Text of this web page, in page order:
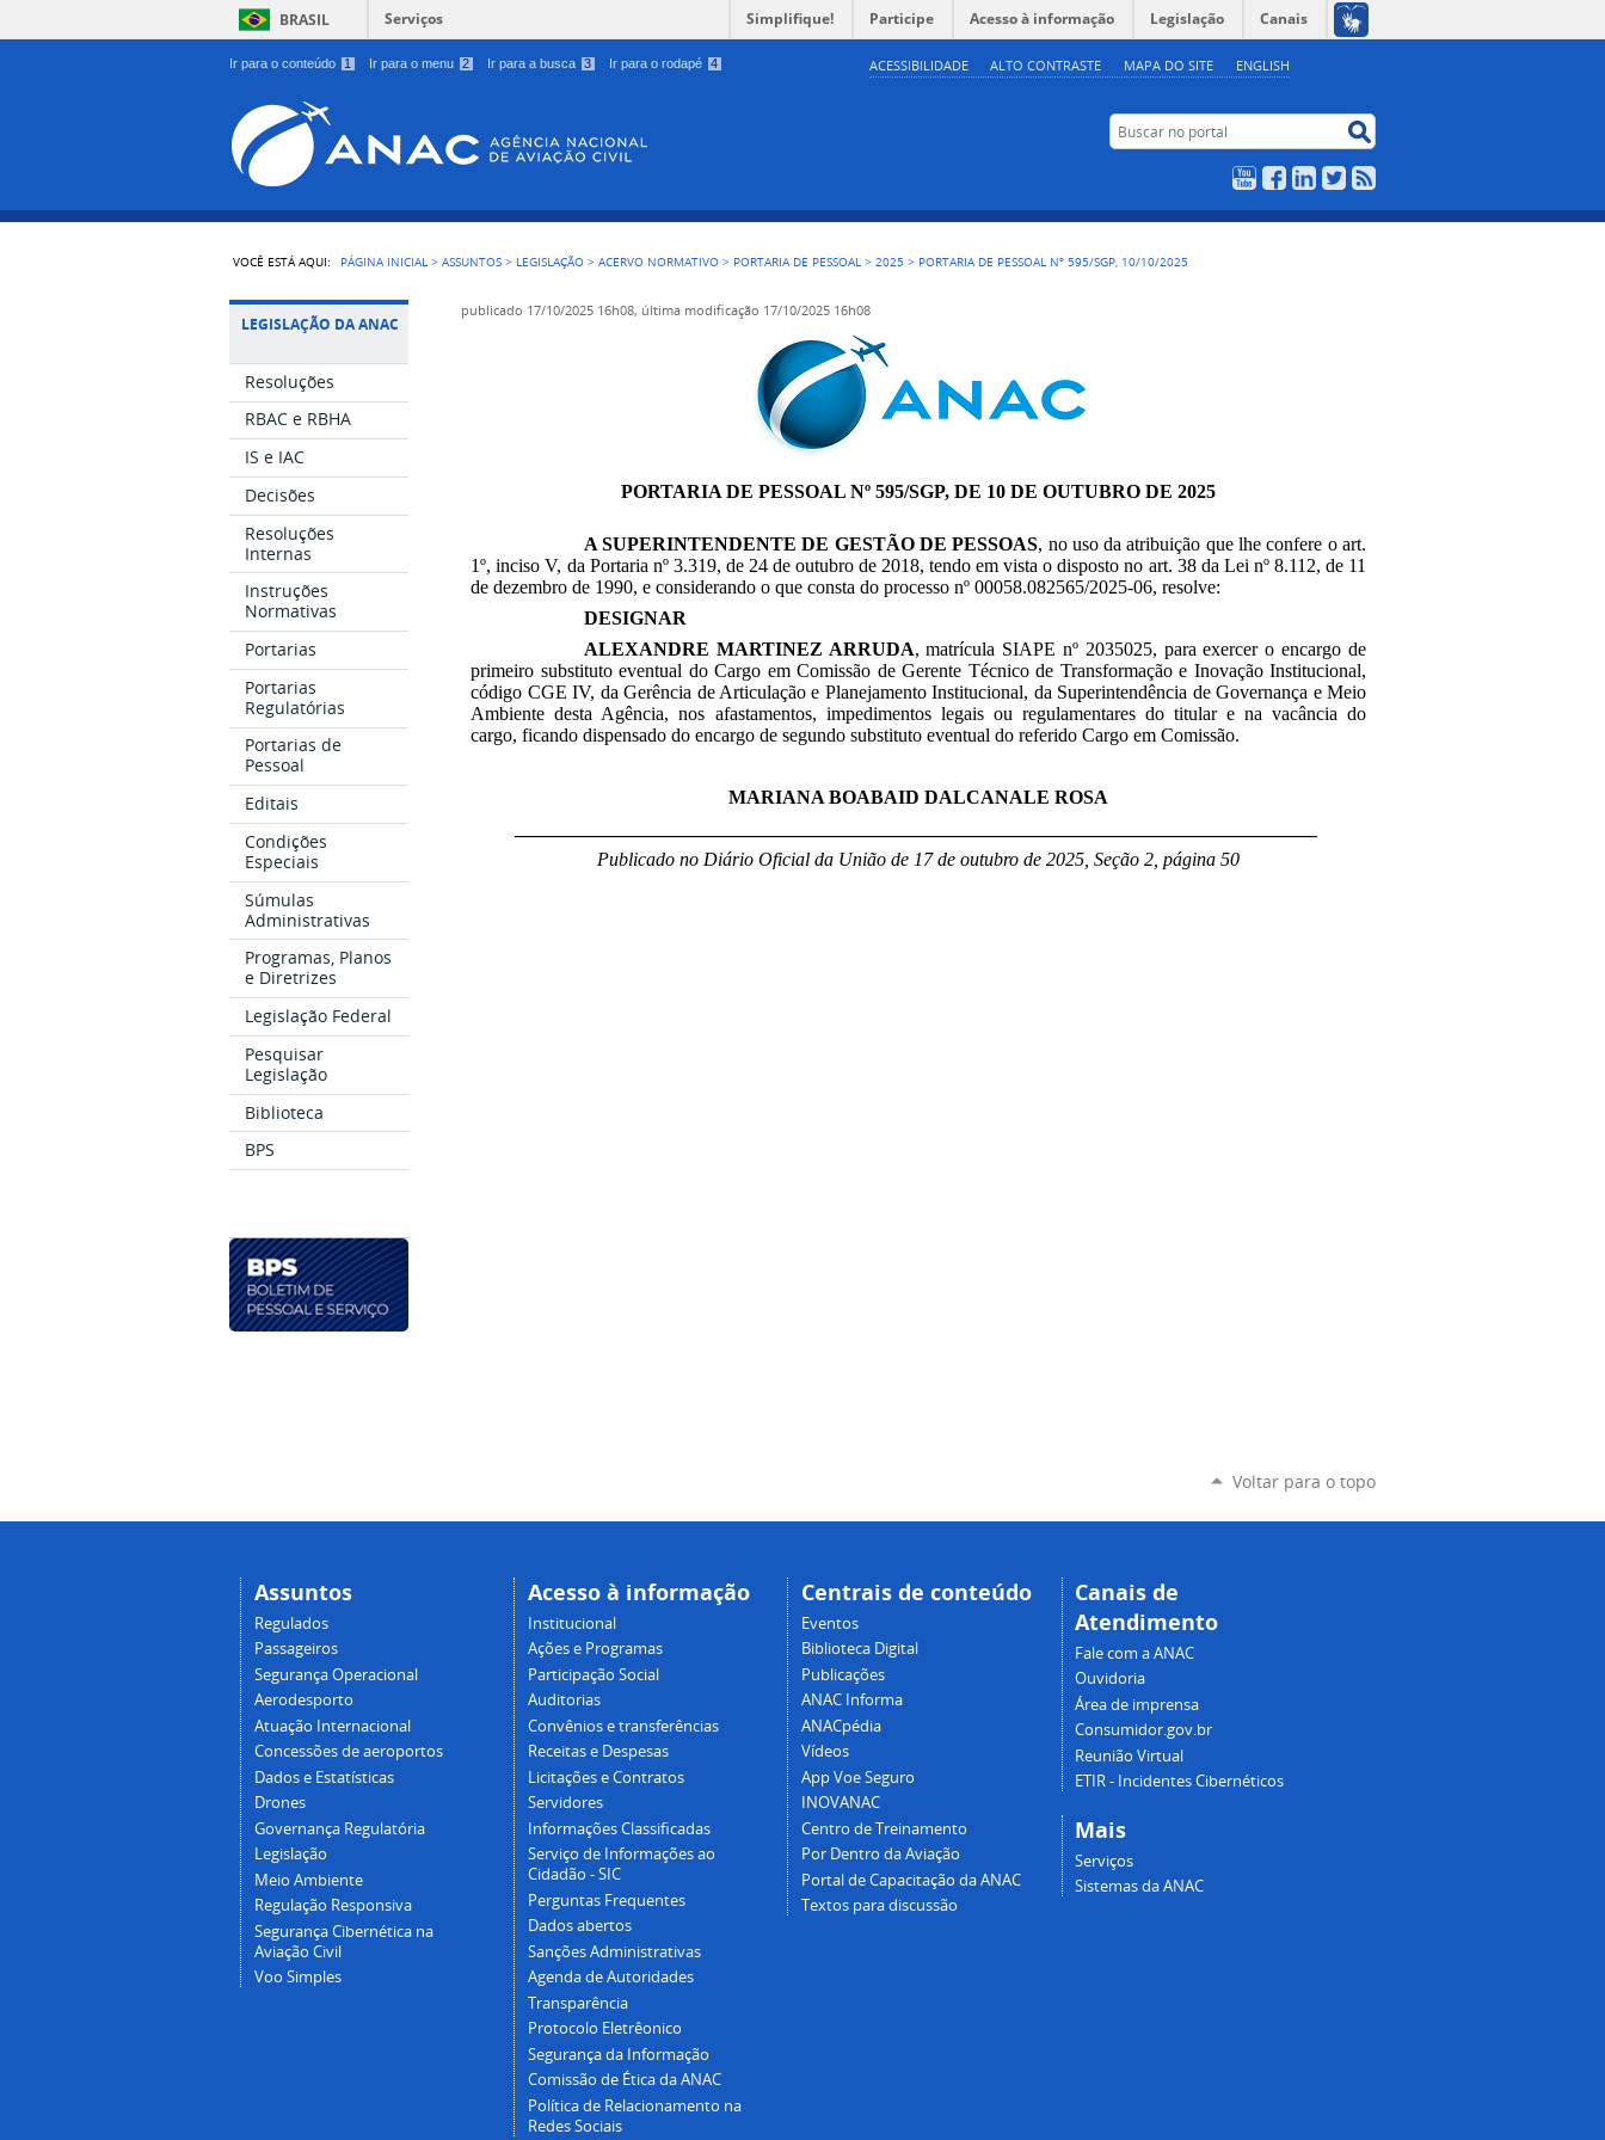
Ir para o conteúdo 1 Ir para o menu 2 Ir para a busca 3 Ir para o rodapé 4 ACESSIBILIDADE ALTO CONTRASTE MAPA DO SITE ENGLISH
BRASIL Serviços Simplifique! Participe Acesso à informação Legislação Canais
Buscar no portal
YouTubeFacebookLinkedIn
Twitter
VOCÊ ESTÁ AQUI: PÁGINA INICIAL >ASSUNTOS > LEGISLAÇÃO >ACERVO NORMATIVO > PORTARIA DE PESSOAL >2025 > PORTARIA DE PESSOAL Nº 595/SGP, 10/10/2025
LEGISLAÇÃO DA ANAC
Resoluções
RBAC e RBHA
IS e IAC
Decisões
Resoluções
Internas
Instruções
Normativas
Portarias
Portarias
Regulatórias
Portarias de
Pessoal
Editais
Condições
Especiais
Súmulas
Administrativas
Programas, Planos
e Diretrizes
Legislação Federal
Pesquisar
Legislação
Biblioteca
BPS
publicado 17/10/2025 16h08, última modificação 17/10/2025 16h08
PORTARIA DE PESSOAL Nº 595/SGP, DE 10 DE OUTUBRO DE 2025
A SUPERINTENDENTE DE GESTÃO DE PESSOAS, no uso da atribuição que lhe confere o art.
1º, inciso V, da Portaria nº 3.319, de 24 de outubro de 2018, tendo em vista o disposto no art. 38 da Lei nº 8.112, de 11
de dezembro de 1990, e considerando o que consta do processo nº 00058.082565/2025-06, resolve:
DESIGNAR
ALEXANDRE MARTINEZ ARRUDA, matrícula SIAPE nº 2035025, para exercero encargo de
primeiro substituto eventual doCargo em Comissão de Gerente Técnico de Transformação e Inovação Institucional,
código CGE IV, da Gerência de Articulação e Planejamento Institucional, da Superintendência de Governança e Meio
Ambiente desta Agência, nos afastamentos, impedimentos legais ou regulamentares do titular e na vacância do
cargo,ficando dispensadodo encargo de segundo substituto eventual do referido Cargo em Comissão.
MARIANA BOABAID DALCANALE ROSA
Publicado no Diário Oficial da União de 17 de outubro de 2025, Seção 2, página 50
Voltar para o topo
Assuntos
Regulados
Passageiros
Segurança Operacional
Aerodesporto
Atuação Internacional
Concessões de aeroportos
Dados e Estatísticas
Drones
Governança Regulatória
Legislação
Meio Ambiente
Regulação Responsiva
Segurança Cibernética na
Aviação Civil
Voo Simples
Acesso à informação
Institucional
Ações e Programas
Participação Social
Auditorias
Convênios e transferências
Receitas e Despesas
Licitações e Contratos
Servidores
Informações Classificadas
Serviço de Informações ao
Cidadão - SIC
Perguntas Frequentes
Dados abertos
Sanções Administrativas
Agenda de Autoridades
Transparência
Protocolo Eletrêonico
Segurança da Informação
Comissão de Ética da ANAC
Política de Relacionamento na
Redes Sociais
Centrais de conteúdo
Eventos
Biblioteca Digital
Publicações
ANAC Informa
ANACpédia
Vídeos
App Voe Seguro
INOVANAC
Centro de Treinamento
Por Dentro da Aviação
Portal de Capacitação da ANAC
Textos para discussão
Canais de
Atendimento
Fale com a ANAC
Ouvidoria
Área de imprensa
Consumidor.gov.br
Reunião Virtual
ETIR - Incidentes Cibernéticos
Mais
Serviços
Sistemas da ANAC